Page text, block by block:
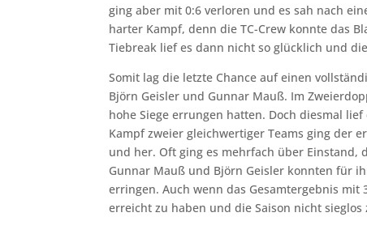
ging aber mit 0:6 verloren und es sah nach
harter Kampf, denn die TC-Crew konnte das
Tiebreak lief es dann nicht so glücklich und
Somit lag die letzte Chance auf einen
Björn Geisler und Gunnar Mauß. Im
hohe Siege errungen hatten. Doch diesmal
Kampf zweier gleichwertiger Teams ging der
und her. Oft ging es mehrfach über Einstand,
Gunnar Mauß und Björn Geisler konnten für
erringen. Auch wenn das Gesamtergebnis
erreicht zu haben und die Saison nicht sieglos